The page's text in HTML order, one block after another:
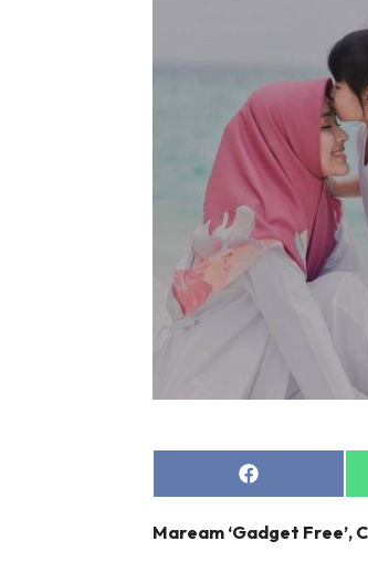
Share
on
Maream ‘Gadget Free’,